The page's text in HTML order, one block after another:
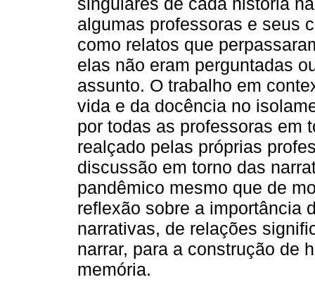
algumas professoras e seus
como relatos que
elas não eram perguntadas
assunto. O trabalho em
vida e da docência no
por todas as professoras em
realçado pelas próprias
discussão em torno das
pandêmico mesmo que de
reflexão sobre a importância
narrativas, de relações
narrar, para a construção de
memória.